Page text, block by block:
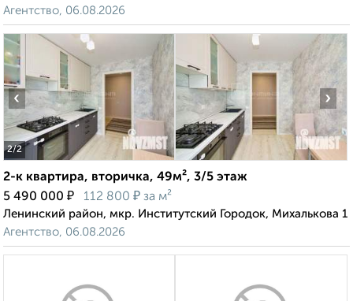
Агентство, 06.08.2026
2/2
‹ ›
2-к квартира, вторичка, 49м², 3/5 этаж
5 490 000 ₽ 112 800 ₽ за м²
Ленинский район, мкр. Институтский Городок, Михалькова 1
Агентство, 06.08.2026